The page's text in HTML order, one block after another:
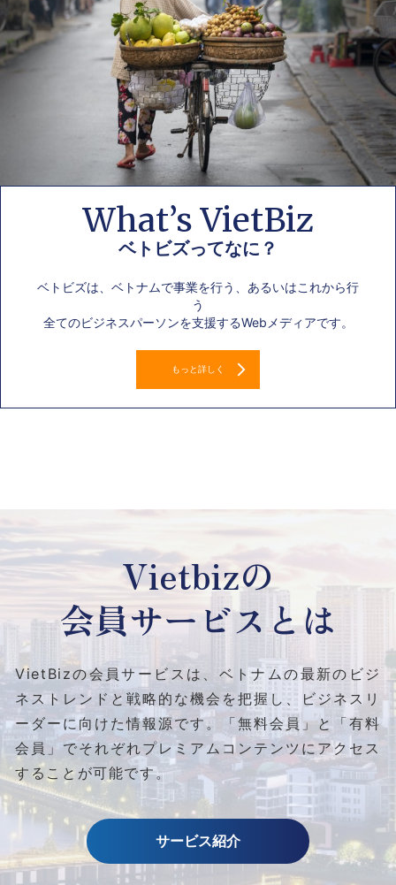
What’s VietBiz
ベトビズってなに？
ベトビズは、ベトナムで事業を行う、あるいはこれから行
う
全てのビジネスパーソンを支援するWebメディアです。
もっと詳しく
Vietbizの
会員サービスとは
VietBizの会員サービスは、ベトナムの最新のビジ
ネストレンドと戦略的な機会を把握し、ビジネスリ
ーダーに向けた情報源です。
「無料会員」と「有料
会員」でそれぞれプレミアムコンテンツにアクセス
することが可能です。
サービス紹介